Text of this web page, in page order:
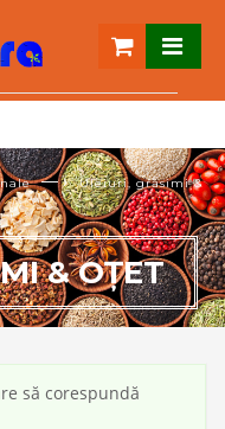
— › Uleiuri, grăsimi &
& OŢET
să corespundă